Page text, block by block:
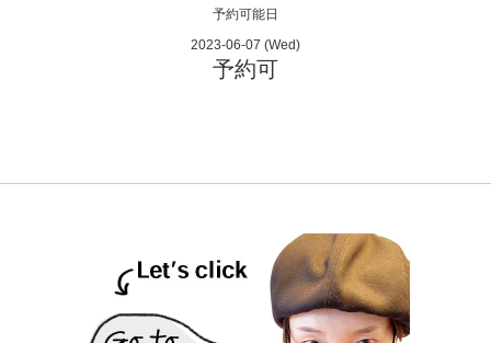
予約可能日
2023-06-07 (Wed)
予約可